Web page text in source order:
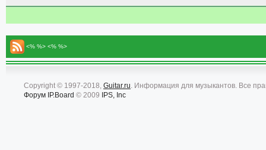
<% %> <% %>
Copyright © 1997-2018, Guitar.ru. Информация для музыкантов. Все
Форум IP.Board © 2009 IPS, Inc